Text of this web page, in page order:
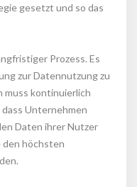
gesetzt und so das
Prozess. Es
zur Datennutzung zu
muss kontinuierlich
Unternehmen
Daten ihrer Nutzer
den höchsten